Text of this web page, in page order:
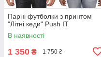
Парні футболки з принтом
"Літні кеди" Push IT
В наявності
1 350 ₴ 1 750 ₴